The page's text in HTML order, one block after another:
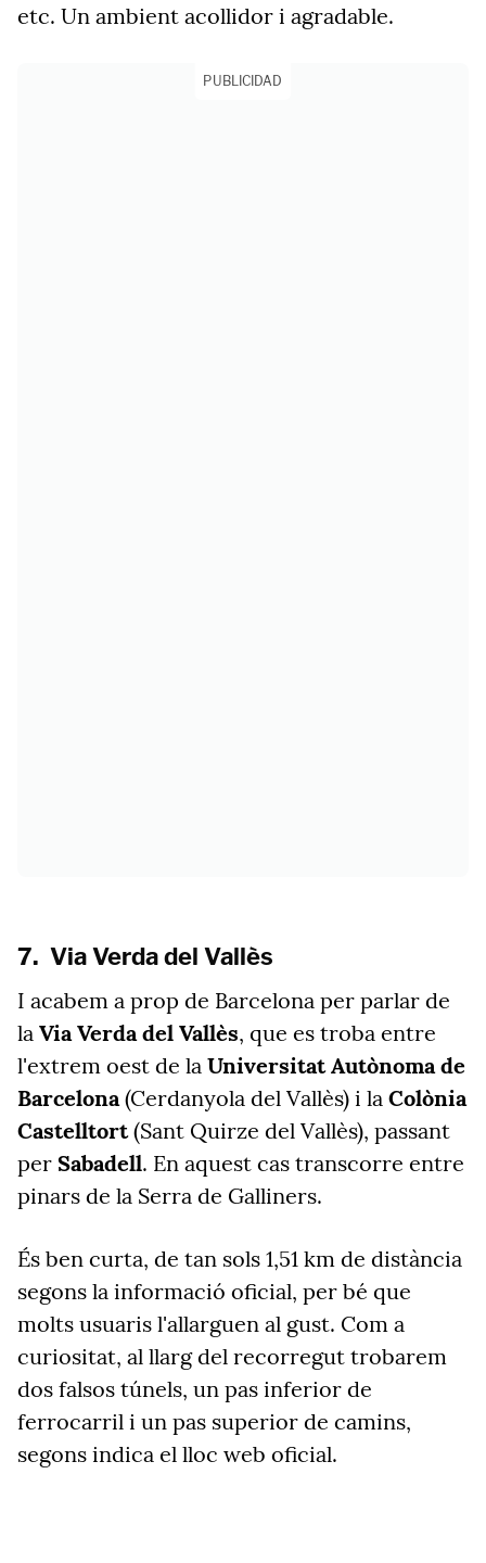
etc. Un ambient acollidor i agradable.
PUBLICIDAD
7. Via Verda del Vallès
I acabem a prop de Barcelona per parlar de
la Via Verda del Vallès, que es troba entre
l'extrem oest de la Universitat Autònoma de
Barcelona(Cerdanyola del Vallès) i la Colònia
Castelltort(Sant Quirze del Vallès), passant
per Sabadell. En aquest cas transcorre entre
pinars de la Serra de Galliners.
És ben curta, de tan sols 1,51 km de distància
segons la informació oficial, per bé que
molts usuaris l'allarguen al gust. Com a
curiositat, al llarg del recorregut trobarem
dos falsos túnels, un pas inferior de
ferrocarril i un pas superior de camins,
segons indica el lloc web oficial.